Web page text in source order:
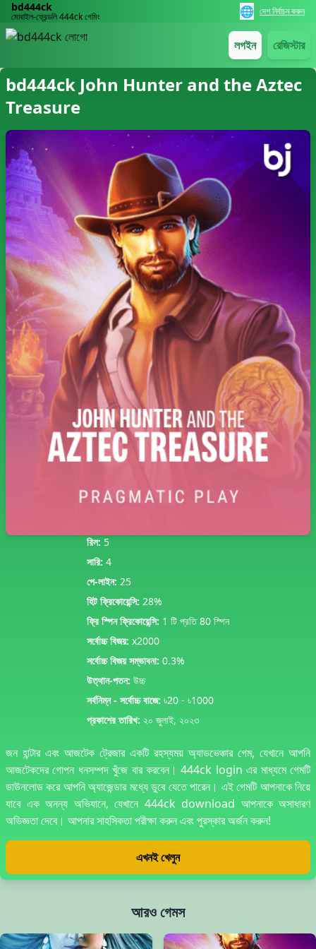
bd444ck
মোবাইল-ফ্রেন্ডলি 444ck গেমিং 🌐 দেশ নির্বাচন করুন
লগইন রেজিস্টার
bd444ck John Hunter and the Aztec
Treasure
রিল: 5
সারি: 4
পে-লাইন: 25
হিট ফ্রিকোয়েন্সি: 28%
ফ্রি স্পিন ফ্রিকোয়েন্সি: 1 টি প্রতি 80 স্পিন
সর্বোচ্চ বিজয়: x2000
সর্বোচ্চ বিজয় সম্ভাবনা: 0.3%
উত্থান-পতন: উচ্চ
সর্বনিম্ন - সর্বোচ্চ বাজে: ৳20 - ৳1000
প্রকাশের তারিখ: ২০ জুলাই, ২০২৩
জন হান্টার এবং আজটেক ট্রেজার একটি রহস্যময় অ্যাডভেঞ্চার গেম, যেখানে আপনি
আজটেকদের গোপন ধনসম্পদ খুঁজে বার করবেন। 444ck login এর মাধ্যমে গেমটি
ডাউনলোড করে আপনি অ্যাজেন্ডার মধ্যে ডুবে যেতে পারেন। এই গেমটি আপনাকে নিয়ে
যাবে এক অনন্য অভিযানে, যেখানে 444ck download আপনাকে অসাধারণ
অভিজ্ঞতা দেবে। আপনার সাহসিকতা পরীক্ষা করুন এবং পুরস্কার অর্জন করুন!
এখনই খেলুন
আরও গেমস